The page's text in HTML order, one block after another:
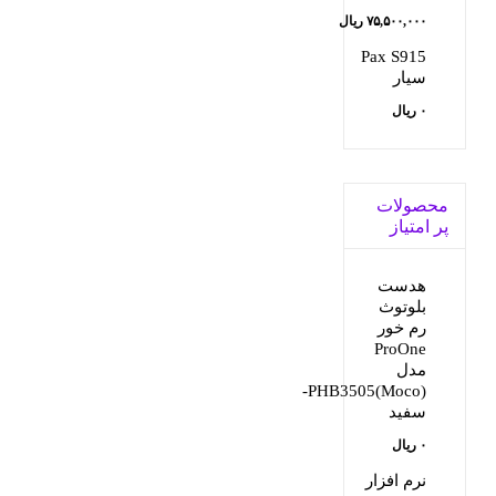
قیمت
اصلی:
بود.
۷۵,۵۰۰,۰۰۰ ریال
قیمت
فعلی:
۷۵,۵۰۰,۰۰۰ ریال.
Pax S915
سیار
۰ ریال
محصولات
پر امتیاز
هدست
بلوتوث
رم خور
ProOne
مدل
(Moco)PHB3505-
سفید
۰ ریال
نرم افزار